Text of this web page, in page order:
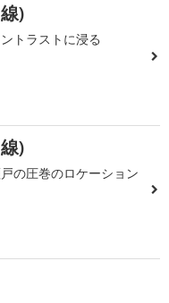
)
トラストに浸る
)
の圧巻のロケーション